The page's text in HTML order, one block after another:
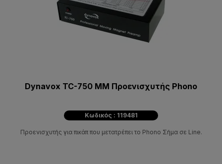
Dynavox TC-750 MM Προενισχυτής Phono
Κωδικός : 119481
Προενισχυτής για πικάπ που μετατρέπει το Phono Σήμα σε Line.